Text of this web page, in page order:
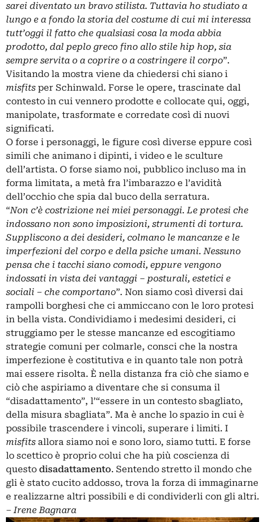
sarei diventato un bravo stilista. Tuttavia ho studiato a
lungo e a fondo la storia del costume di cui mi interessa
tutt’oggi il fatto che qualsiasi cosa la moda abbia
prodotto, dal peplo greco fino allo stile hip hop, sia
sempre servita o a coprire o a costringere il corpo”.
Visitando la mostra viene da chiedersi chi siano i
misfits per Schinwald. Forse le opere, trascinate dal
contesto in cui vennero prodotte e collocate qui, oggi,
manipolate, trasformate e corredate così di nuovi
significati.
O forse i personaggi, le figure così diverse eppure così
simili che animano i dipinti, i video e le sculture
dell’artista. O forse siamo noi, pubblico incluso ma in
forma limitata, a metà fra l’imbarazzo e l’avidità
dell’occhio che spia dal buco della serratura.
“Non c’è costrizione nei miei personaggi. Le protesi che
indossano non sono imposizioni, strumenti di tortura.
Suppliscono a dei desideri, colmano le mancanze e le
imperfezioni del corpo e della psiche umani. Nessuno
pensa che i tacchi siano comodi, eppure vengono
indossati in vista dei vantaggi – posturali, estetici e
sociali – che comportano”. Non siamo così diversi dai
rampolli borghesi che ci ammiccano con le loro protesi
in bella vista. Condividiamo i medesimi desideri, ci
struggiamo per le stesse mancanze ed escogitiamo
strategie comuni per colmarle, consci che la nostra
imperfezione è costitutiva e in quanto tale non potrà
mai essere risolta. È nella distanza fra ciò che siamo e
ciò che aspiriamo a diventare che si consuma il
“disadattamento”, l’“essere in un contesto sbagliato,
della misura sbagliata”. Ma è anche lo spazio in cui è
possibile trascendere i vincoli, superare i limiti. I
misfits allora siamo noi e sono loro, siamo tutti. E forse
lo scettico è proprio colui che ha più coscienza di
questo disadattamento. Sentendo stretto il mondo che
gli è stato cucito addosso, trova la forza di immaginarne
e realizzarne altri possibili e di condividerli con gli altri.
‒Irene Bagnara